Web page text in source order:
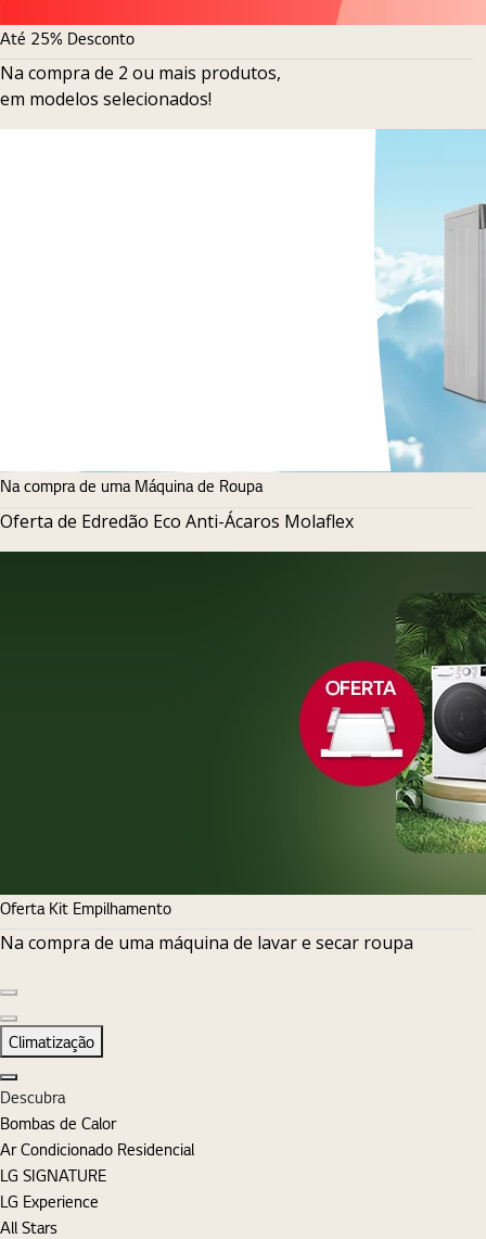
Até 25% Desconto
Na compra de 2 ou mais produtos,
em modelos selecionados!
Na compra de uma Máquina de Roupa
Oferta de Edredão Eco Anti-Ácaros Molaflex
Oferta Kit Empilhamento
Na compra de uma máquina de lavar e secar roupa
Diapositivo seguinte
Climatização
Fechar
Descubra
Bombas de Calor
Ar Condicionado Residencial
LG SIGNATURE
LG Experience
All Stars